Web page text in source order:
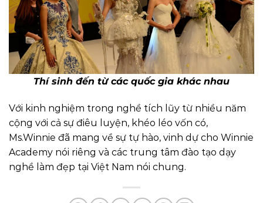
Thí sinh đến từ các quốc gia khác nhau
Với kinh nghiệm trong nghề tích lũy từ nhiều năm
cộng với cả sự điêu luyện, khéo léo vốn có,
Ms.Winnie đã mang về sự tự hào, vinh dự cho Winnie
Academy nói riêng và các trung tâm đào tạo dạy
nghề làm đẹp tại Việt Nam nói chung.